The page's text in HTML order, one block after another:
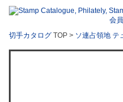
会
切手カタログ TOP > ソ連占領地 テ